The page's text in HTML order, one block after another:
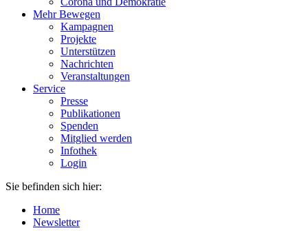
Mehr Bewegen
Kampagnen
Projekte
Unterstützen
Nachrichten
Veranstaltungen
Service
Presse
Publikationen
Spenden
Mitglied werden
Infothek
Login
Sie befinden sich hier:
Home
Newsletter